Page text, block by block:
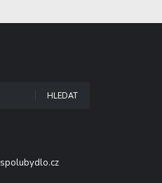
HLEDAT
spolubydlo.cz